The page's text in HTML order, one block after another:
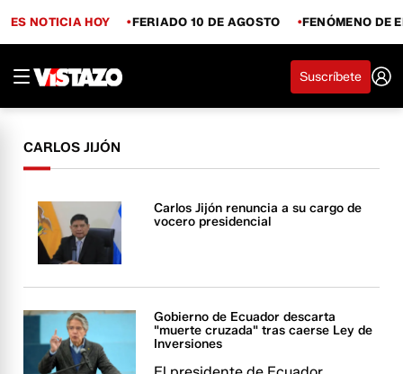
ES NOTICIA HOY FERIADO 10 DE AGOSTO FENÓMENO DE
Suscríbete
CARLOS JIJÓN
Carlos Jijón renuncia a su cargo de
vocero presidencial
Gobierno de Ecuador descarta
"muerte cruzada" tras caerse Ley de
Inversiones